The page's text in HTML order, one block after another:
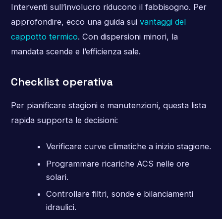
Interventi sull’involucro riducono il fabbisogno. Per
approfondire, ecco una guida sui vantaggi del
cappotto termico. Con dispersioni minori, la
mandata scende e l’efficienza sale.
Checklist operativa
Per pianificare stagioni e manutenzioni, questa lista
rapida supporta le decisioni:
Verificare curve climatiche a inizio stagione.
Programmare ricariche ACS nelle ore
solari.
Controllare filtri, sonde e bilanciamenti
idraulici.